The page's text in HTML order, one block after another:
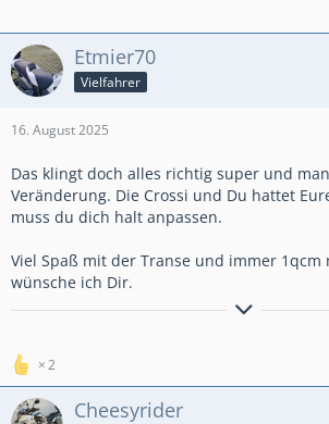
Etmier70
Vielfahrer
16. August 2025
Das klingt doch alles richtig super und
Veränderung. Die Crossi und Du hattet
muss du dich halt anpassen.
Viel Spaß mit der Transe und immer
wünsche ich Dir.
Ruhrgebiet. Es gibt nur zu
2
Cheesyrider